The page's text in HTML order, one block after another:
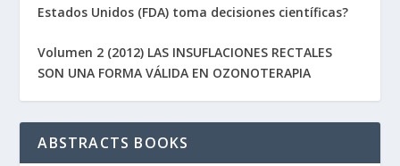
Estados Unidos (FDA) toma decisiones científicas?
Volumen 2 (2012) LAS INSUFLACIONES RECTALES
SON UNA FORMA VÁLIDA EN OZONOTERAPIA
ABSTRACTS BOOKS